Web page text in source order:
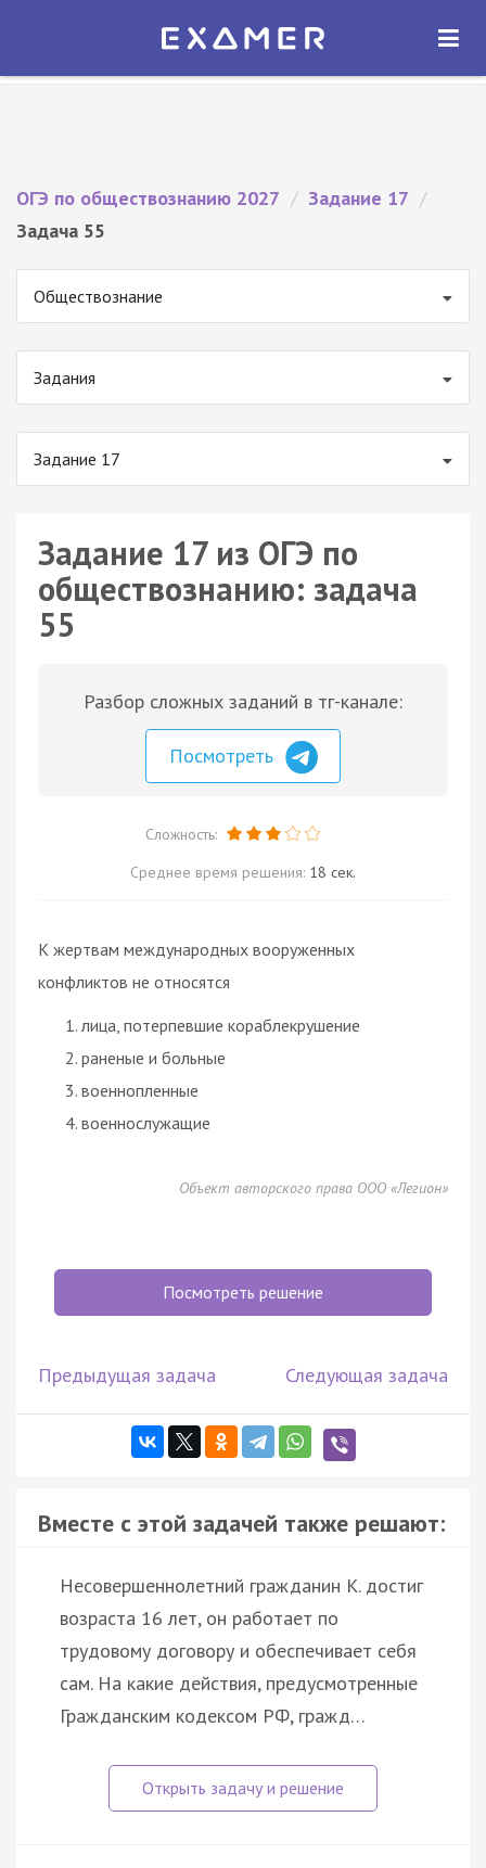
Экзамер — ЕГЭ 2027
ОТКРЫТЬ
ОГЭ по обществознанию 2027 / Задание 17 /
Задача 55
Обществознание
Задания
Задание 17
Задание 17 из ОГЭ по
обществознанию: задача
55
Разбор сложных заданий в тг-канале:
Посмотреть
Сложность:
Среднее время решения: 18 сек.
К жертвам международных вооруженных
конфликтов не относятся
лица, потерпевшие кораблекрушение
раненые и больные
военнопленные
военнослужащие
Объект авторского права ООО «Легион»
Посмотреть решение
Предыдущая задача Следующая задача
Вместе с этой задачей также решают:
Несовершеннолетний гражданин К. достиг
возраста 16 лет, он работает по
трудовому договору и обеспечивает себя
сам. На какие действия, предусмотренные
Гражданским кодексом РФ, гражд…